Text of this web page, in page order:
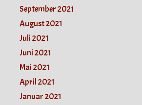
September 2021
August 2021
Juli 2021
Juni 2021
Mai 2021
April 2021
Januar 2021